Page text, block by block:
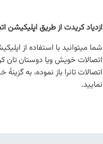
ازدیاد کریدت از طریق اپلیکیشن
شما میتوانید با استفاده از
اتصالات خویش ویا دوستان تان
اتصالات تانرا باز نموده، به
نمایید.